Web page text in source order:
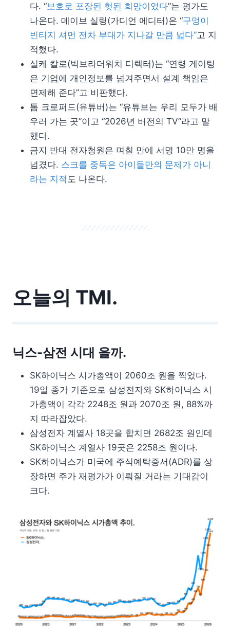
다. “보호로 포장된 헛된 희망이었다”는 평가도
나온다. 데이브 실링(가디언 에디터)은 “구멍이
빈티지 셔먼 전차 부대가 지나갈 만큼 넓다”고 지
적했다.
실케 칼로(빅브라더워치 디렉터)는 “연령 게이팅
은 기업에 개인정보를 넘겨주면서 설계 책임은
면제해 준다”고 비판했다.
톰 크로퍼드(유튜버)는 “유튜브는 우리 모두가 배
우러 가는 곳”이고 “2026년 버전의 TV”라고 말
했다.
금지 반대 전자청원은 며칠 만에 서명 10만 명을
넘겼다. 스크롤 중독은 아이들만의 문제가 아니
라는 지적 도 나온다.
오늘의 TMI.
닉스-삼전 시대 올까.
SK하이닉스 시가총액이 2060조 원을 찍었다.
19일 종가 기준으로 삼성전자와 SK하이닉스 시
가총액이 각각 2248조 원과 2070조 원, 88%까
지 따라잡았다.
삼성전자 계열사 18곳을 합치면 2682조 원인데
SK하이닉스 계열사 19곳은 2258조 원이다.
SK하이닉스가 미국에 주식예탁증서(ADR)를 상
장하면 주가 재평가가 이뤄질 거라는 기대감이
크다.